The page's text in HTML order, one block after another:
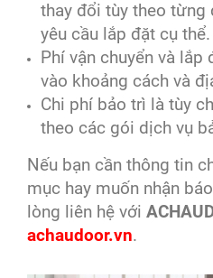
thay đổi tùy theo từng
yêu cầu lắp đặt cụ thể.
Phí vận chuyển và
vào khoảng cách và
Chi phí bảo trì là tùy
theo các gói dịch vụ
Nếu bạn cần thông tin
mục hay muốn nhận
lòng liên hệ với
achaudoor.vn.